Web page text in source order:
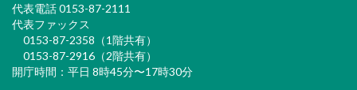
代表電話 0153-87-2111
代表ファックス
0153-87-2358（1階共有）
0153-87-2916（2階共有）
開庁時間：平日 8時45分〜17時30分